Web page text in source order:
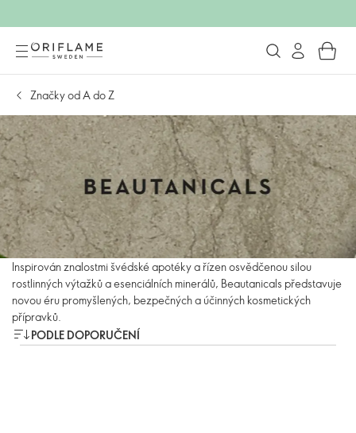
Značky od A do Z
Inspirován znalostmi švédské apotéky a řízen osvědčenou silou
rostlinných výtažků a esenciálních minerálů, Beautanicals představuje
novou éru promyšlených, bezpečných a účinných kosmetických
přípravků.
PODLE DOPORUČENÍ